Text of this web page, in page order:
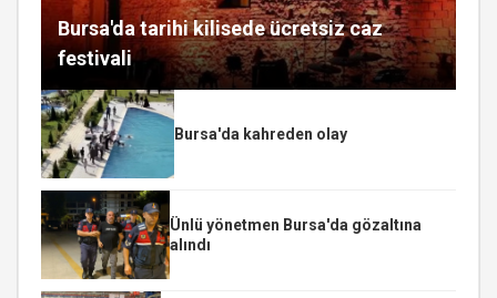
Bursa'da tarihi kilisede ücretsiz caz
festivali
Bursa'da kahreden olay
Ünlü yönetmen Bursa'da gözaltına
alındı